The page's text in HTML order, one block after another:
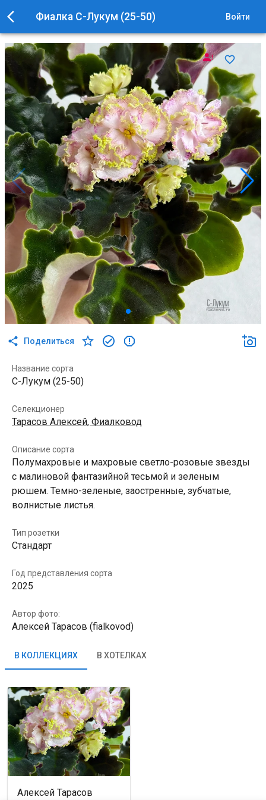
Фиалка С-Лукум (25-50) Войти
Поделиться
Название сорта
С-Лукум (25-50)
Селекционер
Тарасов Алексей, Фиалковод
Описание сорта
Полумахровые и махровые светло-розовые звезды
с малиновой фантазийной тесьмой и зеленым
рюшем. Темно-зеленые, заостренные, зубчатые,
волнистые листья.
Тип розетки
Стандарт
Год представления сорта
2025
Автор фото:
Алексей Тарасов (fialkovod)
В КОЛЛЕКЦИЯХ В ХОТЕЛКАХ
Алексей Тарасов